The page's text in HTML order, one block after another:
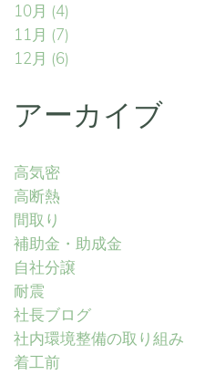
10月 (4)
11月 (7)
12月 (6)
アーカイブ
高気密
高断熱
間取り
補助金・助成金
自社分譲
耐震
社長ブログ
社内環境整備の取り組み
着工前